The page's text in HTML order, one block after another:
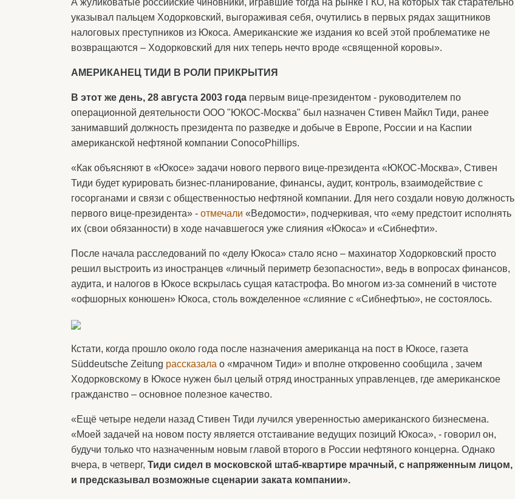
А жуликоватые российские чиновники, игравшие тогда на рынке ГКО, на которых так старательно
указывал пальцем Ходорковский, выгораживая себя, очутились в первых рядах защитников
налоговых преступников из Юкоса. Американские же издания ко всей этой проблематике не
возвращаются – Ходорковский для них теперь нечто вроде «священной коровы».
АМЕРИКАНЕЦ ТИДИ В РОЛИ ПРИКРЫТИЯ
В этот же день, 28 августа 2003 года первым вице-президентом - руководителем по
операционной деятельности ООО "ЮКОС-Москва" был назначен Стивен Майкл Тиди, ранее
занимавший должность президента по разведке и добыче в Европе, России и на Каспии
американской нефтяной компании ConocoPhillips.
«Как объясняют в «Юкосе» задачи нового первого вице-президента «ЮКОС-Москва», Стивен
Тиди будет курировать бизнес-планирование, финансы, аудит, контроль, взаимодействие с
госорганами и связи с общественностью нефтяной компании. Для него создали новую должность
первого вице-президента» - отмечали «Ведомости», подчеркивая, что «ему предстоит исполнять
их (свои обязанности) в ходе начавшегося уже слияния «Юкоса» и «Сибнефти».
После начала расследований по «делу Юкоса» стало ясно – махинатор Ходорковский просто
решил выстроить из иностранцев «личный периметр безопасности», ведь в вопросах финансов,
аудита, и налогов в Юкосе вскрылась сущая катастрофа. Во многом из-за сомнений в чистоте
«офшорных конюшен» Юкоса, столь вожделенное «слияние с «Сибнефтью», не состоялось.
Кстати, когда прошло около года после назначения американца на пост в Юкосе, газета
Süddeutsche Zeitung рассказала о «мрачном Тиди» и вполне откровенно сообщила , зачем
Ходорковскому в Юкосе нужен был целый отряд иностранных управленцев, где американское
гражданство – основное полезное качество.
«Ещё четыре недели назад Стивен Тиди лучился уверенностью американского бизнесмена.
«Моей задачей на новом посту является отстаивание ведущих позиций Юкоса», - говорил он,
будучи только что назначенным новым главой второго в России нефтяного концерна. Однако
вчера, в четверг, Тиди сидел в московской штаб-квартире мрачный, с напряженным лицом,
и предсказывал возможные сценарии заката компании».